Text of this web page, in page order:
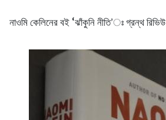
নাওমি কেলিনের বই ‘ঝাঁকুনি নীতি’ঃ গ্রন্থ রিভিউ